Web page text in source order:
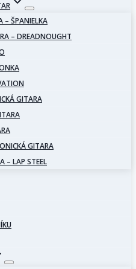
– ŠPANIELKA
– DREADNOUGHT
GITARA
GITARA
– LAP STEEL